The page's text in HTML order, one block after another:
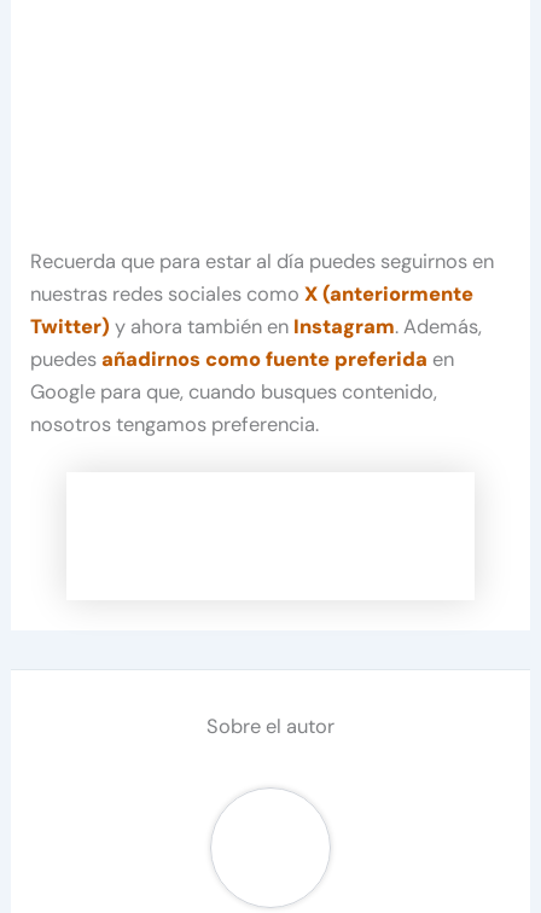
Recuerda que para estar al día puedes seguirnos en
nuestras redes sociales comoX (anteriormente
Twitter) y ahora también en Instagram. Además,
puedesañadirnos como fuente preferida en
Google para que, cuando busques contenido,
nosotros tengamos preferencia.
Sobre el autor